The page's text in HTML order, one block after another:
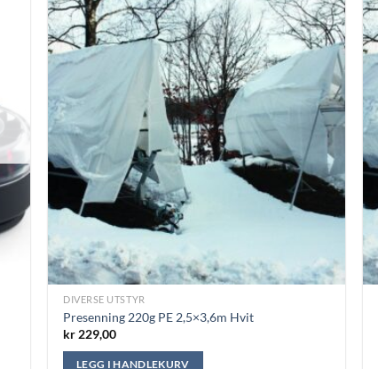
DIVERSE UTSTYR
Presenning 220g PE 2,5×3,6m Hvit
kr 229,00
LEGG I HANDLEKURV